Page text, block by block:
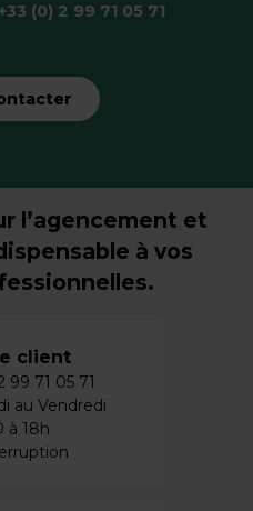
(0) 2 99 71 05 71
l’agencement et
à vos
client
99 71 05 71
au Vendredi
à 18h